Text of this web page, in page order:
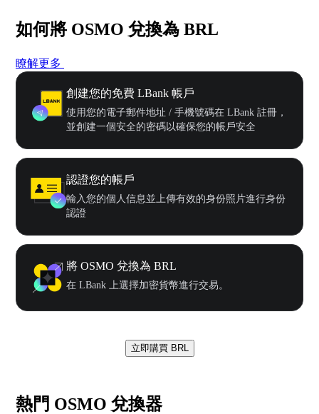
如何將 OSMO 兌換為 BRL
瞭解更多
創建您的免費 LBank 帳戶
使用您的電子郵件地址 / 手機號碼在 LBank 註冊，
並創建一個安全的密碼以確保您的帳戶安全
認證您的帳戶
輸入您的個人信息並上傳有效的身份照片進行身份
認證
將 OSMO 兌換為 BRL
在 LBank 上選擇加密貨幣進行交易。
立即購買 BRL
熱門 OSMO 兌換器